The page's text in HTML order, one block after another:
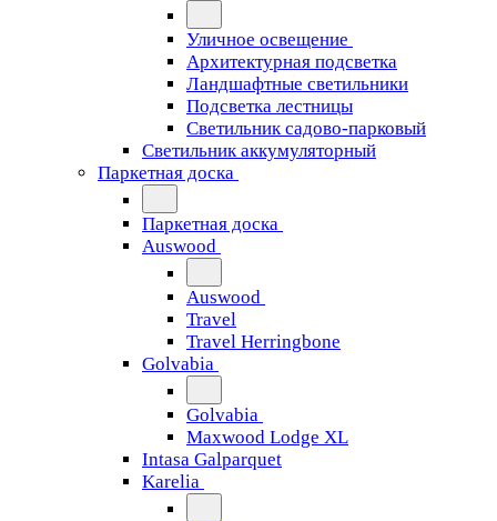
Уличное освещение
Архитектурная подсветка
Ландшафтные светильники
Подсветка лестницы
Светильник садово-парковый
Светильник аккумуляторный
Паркетная доска
Паркетная доска
Auswood
Auswood
Travel
Travel Herringbone
Golvabia
Golvabia
Maxwood Lodge XL
Intasa Galparquet
Karelia